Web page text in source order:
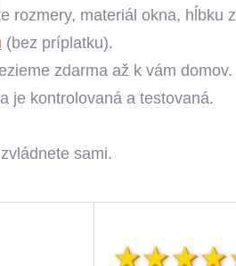
rozmery, materiál okna,
(bez príplatku).
zdarma až k vám domov.
je kontrolovaná a testovaná.
sami.